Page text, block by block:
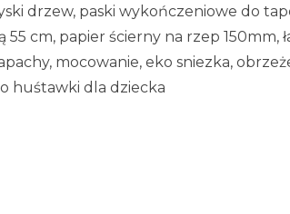
drzew, paski wykończeniowe do
cm, papier ścierny na rzep 150mm,
mocowanie, eko sniezka,
huśtawki dla dziecka